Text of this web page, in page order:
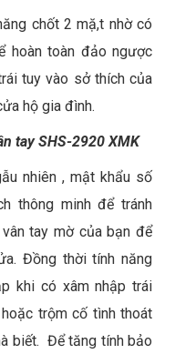
chốt 2 mặ,t nhờ có
hoàn toàn đảo ngược
tuy vào sở thích của
hộ gia đình.
tay SHS-2920 XMK
nhiên , mật khẩu số
thông minh để tránh
tay mờ của bạn để
Đồng thời tính năng
khi có xâm nhập trái
trộm cố tình thoát
biết. Để tăng tính bảo